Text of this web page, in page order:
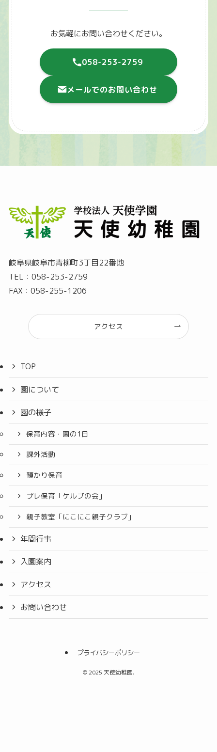
お気軽にお問い合わせください。
058-253-2759
メールでのお問い合わせ
岐阜県岐阜市青柳町3丁目22番地
TEL：058-253-2759
FAX：058-255-1206
アクセス
TOP
園について
園の様子
保育内容・園の1日
課外活動
預かり保育
プレ保育「ケルブの会」
親子教室「にこにこ親子クラブ」
年間行事
入園案内
アクセス
お問い合わせ
プライバシーポリシー
©2025 天使幼稚園.